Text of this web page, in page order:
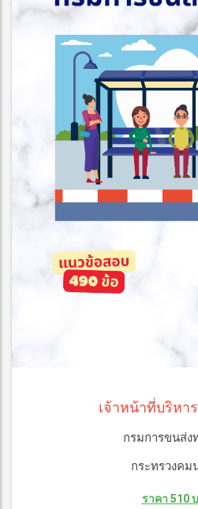
เจ้าหน้าที่บริหา
กรมการขนส่ง
กระทรวงคม
ราคา 510